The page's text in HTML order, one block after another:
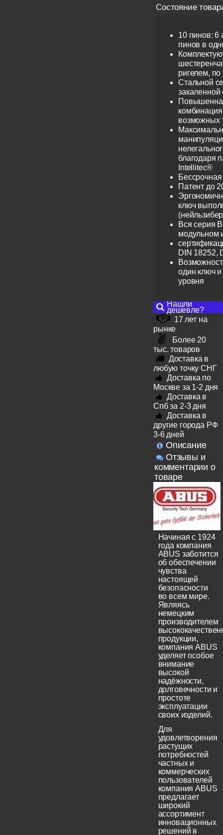
Состояние
10 пинов: 6
пинов в
ригелем,
Стальной
закаленной
возможных
благодаря
Intellitec®
Патент до
ключ
Вся серия
модульном
DIN 18252,
один ключ и
уровня
Нашли
дешевле?
17 лет на
рынке
Более 20
тыс. товаров
Доставка в
любую точку СНГ
Доставка по
Москве за 1-2 дня
Доставка в
Спб за 2-3 дня
Доставка в
другие города РФ
3-6 дней
Описание
Отзывы и
комментарии о
товаре
Начиная с 1924
года компания
ABUS заботится
об обеспечении
чувства
настоящей
безопасности
во всем мире.
Являясь
немецким
производителем
продукции,
компания ABUS
уделяет особое
внимание
высокой
надёжности,
долговечности и
простоте
эксплуатации
своих изделий.
Для
удовлетворения
растущих
потребностей
частных и
коммерческих
пользователей
компания ABUS
предлагает
широкий
ассортимент
инновационных
решений в